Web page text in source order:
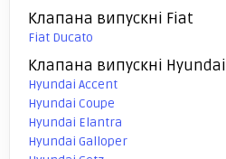
Клапана випускні Fiat
Fiat Ducato
Клапана випускні Hyundai
Hyundai Accent
Hyundai Coupe
Hyundai Elantra
Hyundai Galloper